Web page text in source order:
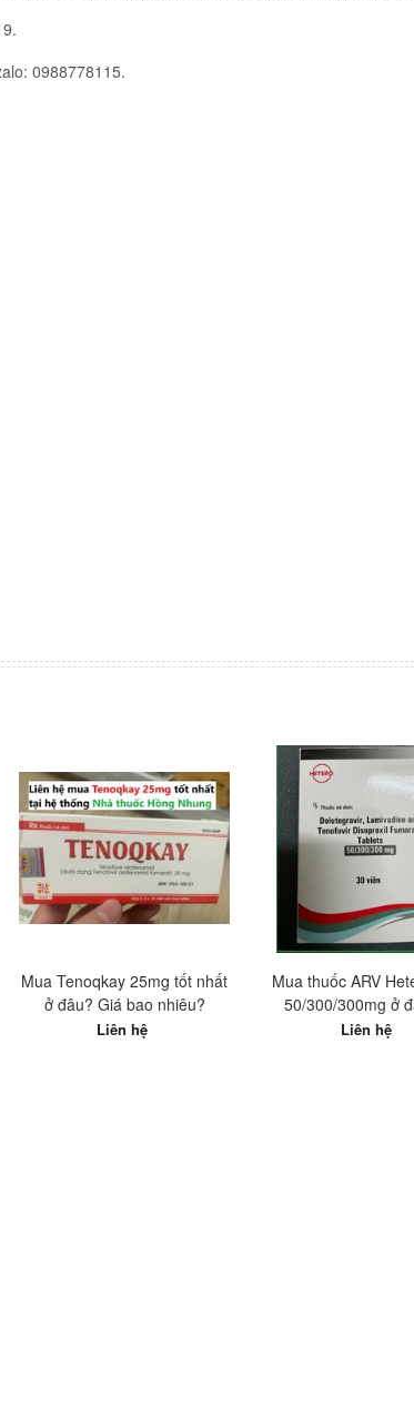
0988778115.
Mua Tenoqkay 25mg tốt nhất
ở đâu? Giá bao nhiêu?
Liên hệ
Mua thuốc ARV
50/300/300mg ở
nhất?
Liên hệ